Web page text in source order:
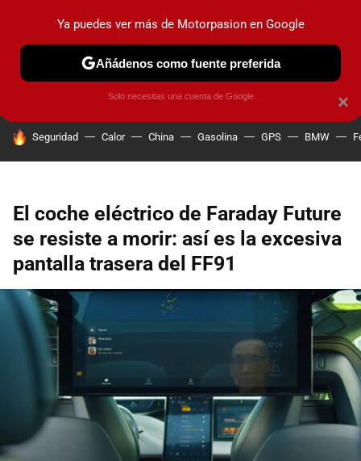
PRUEBAS COCHES ELÉCTRICOS OBSERVATORIO
HOY SE HABLA DE
Seguridad Calor China Gasolina GPS BMW
El coche eléctrico de Faraday Future
se resiste a morir: así es la excesiva
pantalla trasera del FF91
×
Ya puedes ver más de Motorpasion en Google
Añádenos como fuente preferida
Solo necesitas una cuenta de Google